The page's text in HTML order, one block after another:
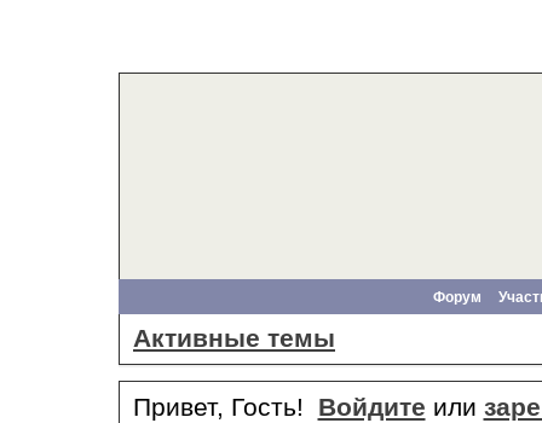
Форум
Активные темы
Привет, Гость! Войдите или